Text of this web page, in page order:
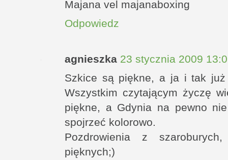
Majana vel majanaboxing
Odpowiedz
agnieszka 23 stycznia 2009
Szkice są piękne, a ja i tak
Wszystkim czytającym życzę
piękne, a Gdynia na pewno
spojrzeć kolorowo.
Pozdrowienia z
pięknych;)